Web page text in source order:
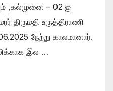
,கல்முனை – 02 ஐ
திருமதி உருத்திராணி
நேற்று காலமானார்.
இல …